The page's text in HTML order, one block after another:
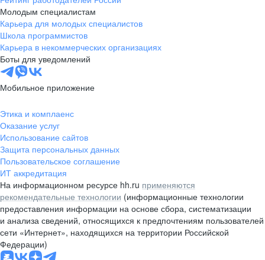
Молодым специалистам
Карьера для молодых специалистов
Школа программистов
Карьера в некоммерческих организациях
Боты для уведомлений
Мобильное приложение
Этика и комплаенс
Оказание услуг
Использование сайтов
Защита персональных данных
Пользовательское соглашение
ИТ аккредитация
На информационном ресурсе hh.ru применяются
рекомендательные технологии (информационные технологии
предоставления информации на основе сбора, систематизации
и анализа сведений, относящихся к предпочтениям пользователей
сети «Интернет», находящихся на территории Российской
Федерации)